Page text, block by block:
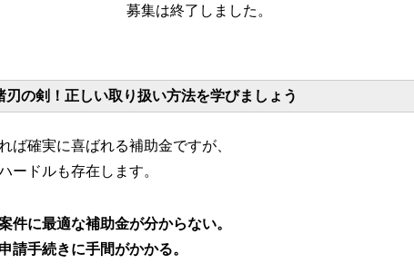
募集は終了しました。
の剣！正しい取り扱い方法を学びましょう
ば確実に喜ばれる補助金ですが、
ードルも存在します。
件に最適な補助金が分からない。
請手続きに手間がかかる。